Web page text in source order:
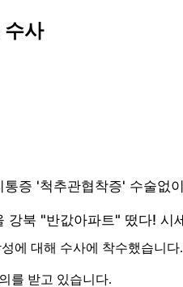
수사
에 대해 수사에 착수했습니다.
를 받고 있습니다.